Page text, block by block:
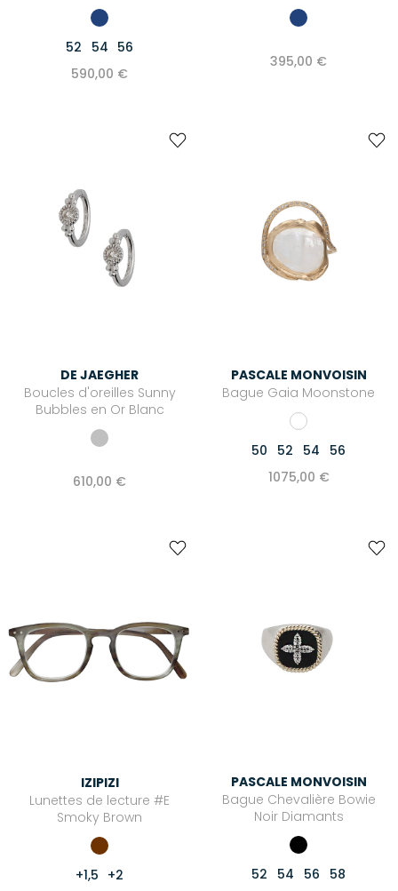
52 54 56
590,00 €
395,00 €
DE JAEGHER
Boucles d'oreilles Sunny
Bubbles en Or Blanc
610,00 €
PASCALE MONVOISIN
Bague Gaia Moonstone
50 52 54
56
1075,00 €
IZIPIZI
Lunettes de lecture #E
Smoky Brown
+1,5 +2
PASCALE MONVOISIN
Bague Chevalière Bowie
Noir Diamants
52 54 56
58